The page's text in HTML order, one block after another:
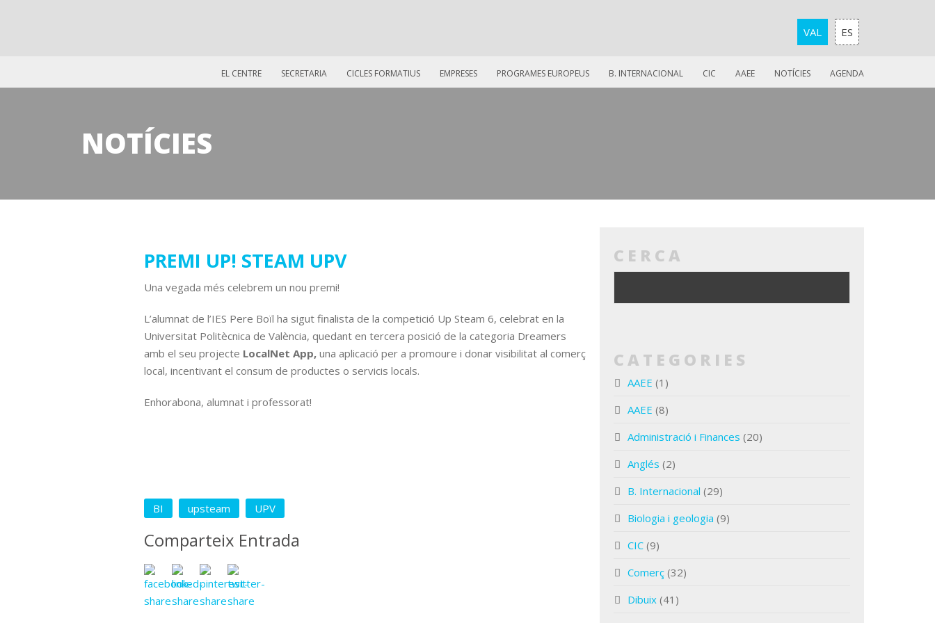
VAL ES
EL CENTRE SECRETARIA CICLES FORMATIUS EMPRESES PROGRAMES EUROPEUS B. INTERNACIONAL CIC AAEE NOTÍCIES AGENDA
NOTÍCIES
PREMI UP! STEAM UPV
Una vegada més celebrem un nou premi!
L’alumnat de l’IES Pere Boïl ha sigut finalista de la competició Up Steam 6, celebrat en la
Universitat Politècnica de València, quedant en tercera posició de la categoria Dreamers
amb el seu projecte LocalNet App, una aplicació per a promoure i donar visibilitat al comerç
local, incentivant el consum de productes o servicis locals.
Enhorabona, alumnat i professorat!
BI upsteam UPV
Comparteix Entrada
CERCA
CATEGORIES
AAEE (1)
AAEE (8)
Administració i Finances (20)
Anglés (2)
B. Internacional (29)
Biologia i geologia (9)
CIC (9)
Comerç (32)
Dibuix (41)